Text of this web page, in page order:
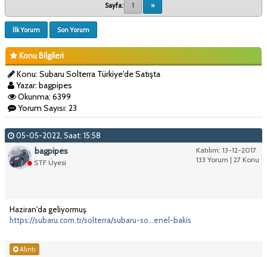
Sayfa: 1 »
İlk Yorum Son Yorum
Konu Bilgileri
Konu: Subaru Solterra Türkiye'de Satışta
Yazar: bagpipes
Okunma: 6399
Yorum Sayısı: 23
05-05-2022, Saat: 15:58
Katılım: 13-12-2017
133 Yorum | 27 Konu
bagpipes
STF Üyesi
Haziran'da geliyormuş.
https://subaru.com.tr/solterra/subaru-so...enel-bakis
Alıntı